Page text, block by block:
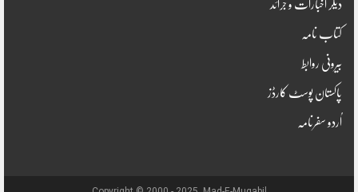
دیگر اخبارات و جرائد
کتاب نامہ
بیرونی روابط
پاکستان پوسٹ کارڈز
اُردو سفرنامہ